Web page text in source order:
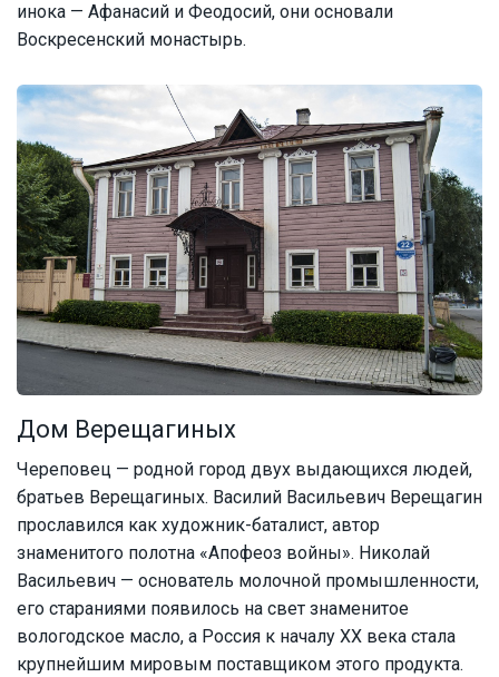
инока — Афанасий и Феодосий, они основали
Воскресенский монастырь.
Дом Верещагиных
Череповец — родной город двух выдающихся людей,
братьев Верещагиных. Василий Васильевич Верещагин
прославился как художник-баталист, автор
знаменитого полотна «Апофеоз войны». Николай
Васильевич — основатель молочной промышленности,
его стараниями появилось на свет знаменитое
вологодское масло, а Россия к началу XX века стала
крупнейшим мировым поставщиком этого продукта.